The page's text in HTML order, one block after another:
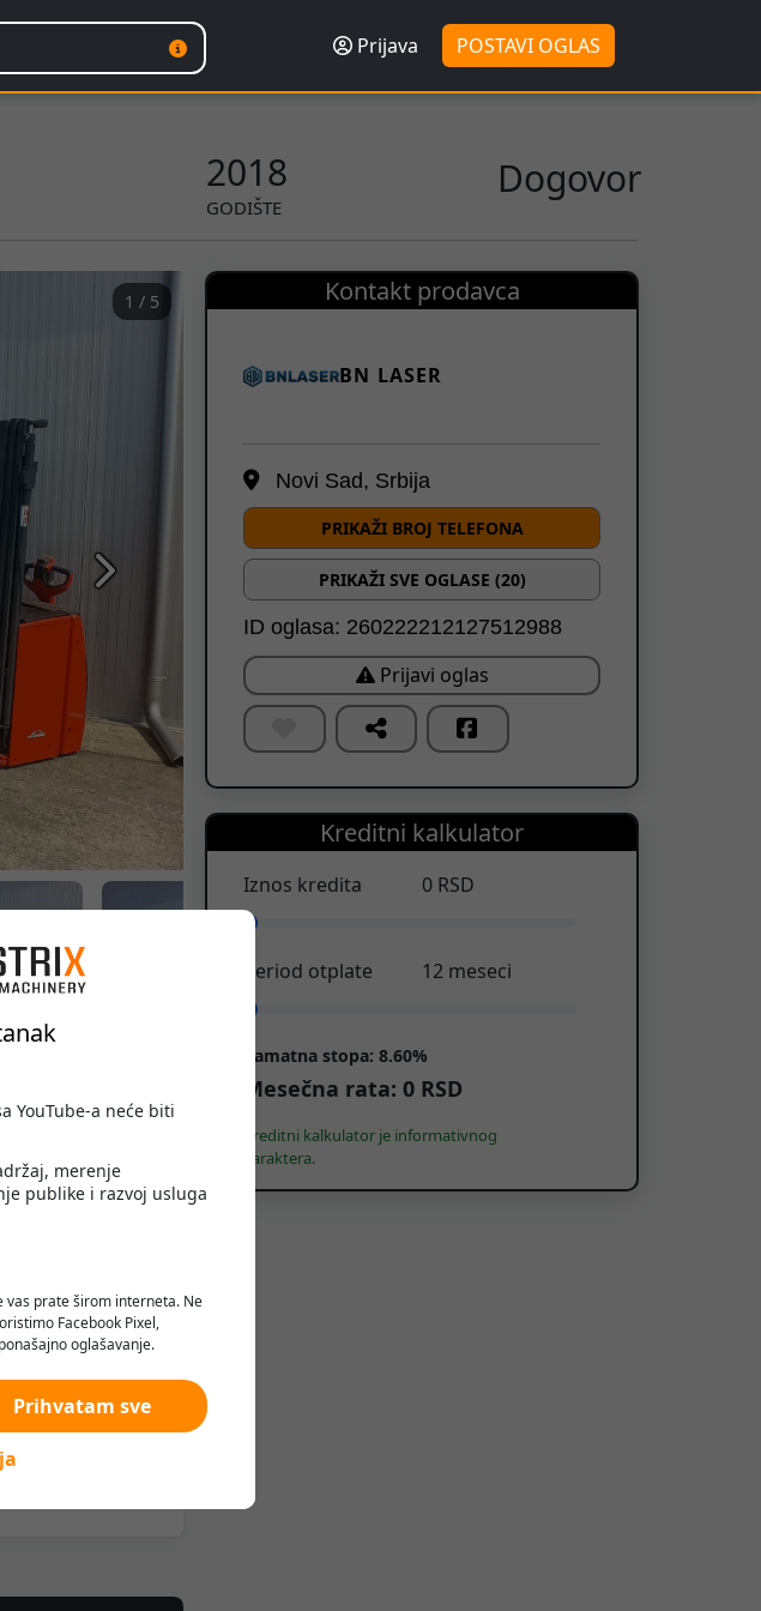
Prijava POSTAVI OGLAS
YouTube-a neće biti
merenje
publike i razvoj usluga
vas prate širom interneta. Ne
Facebook Pixel,
oglašavanje.
Prihvatam sve
2018
GODIŠTE
Dogovor
1 / 5
Sledeća
Kontakt prodavca
BN LASER
Novi Sad, Srbija
PRIKAŽI BROJ TELEFONA
PRIKAŽI SVE OGLASE (20)
ID oglasa: 260222212127512988
Prijavi oglas
Kreditni kalkulator
Iznos kredita 0 RSD
Period otplate 12 meseci
Kamatna stopa: 8.60%
Mesečna rata: 0 RSD
Kreditni kalkulator je informativnog
karaktera.